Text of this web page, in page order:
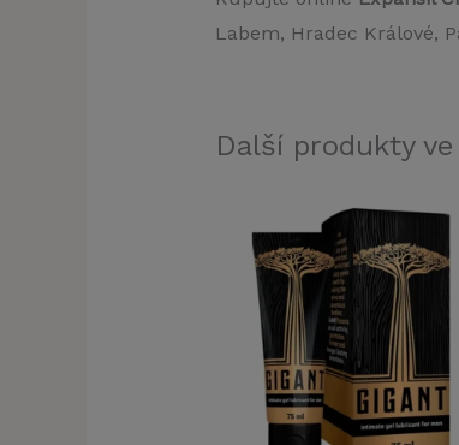
Labem, Hradec Králové,
Další produkty